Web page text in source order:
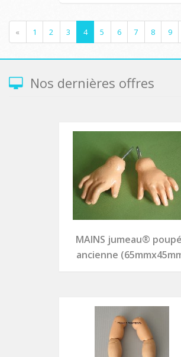
« 1 2 3 4 5 6 7 8 9
Nos dernières offres
MAINS jumeau®
ancienne